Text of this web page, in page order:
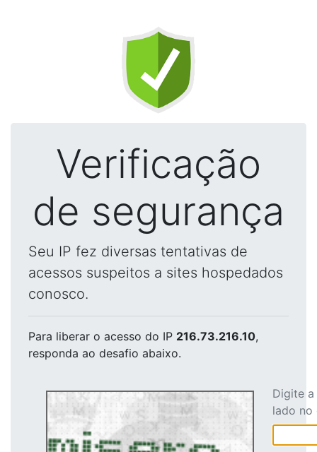
Verificação
de segurança
Seu IP fez diversas tentativas de
acessos suspeitos a sites hospedados
conosco.
Para liberar o acesso do IP 216.73.216.10,
responda ao desafio abaixo.
Digite
lado no